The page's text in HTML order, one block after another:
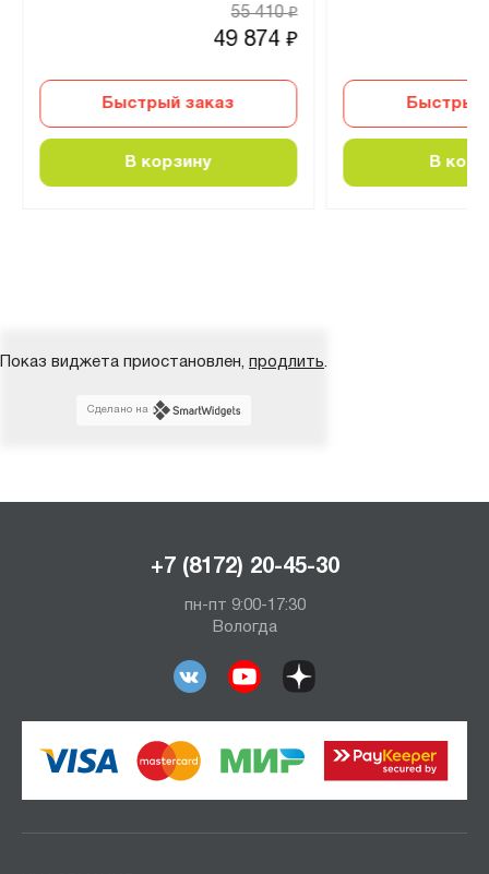
49 874₽
55 410₽
Быстрый заказ
В корзину
Быстрый
В
Показ виджета приостановлен, продлить.
Сделано на
+7 (8172) 20-45-30
пн-пт 9:00-17:30
Вологда